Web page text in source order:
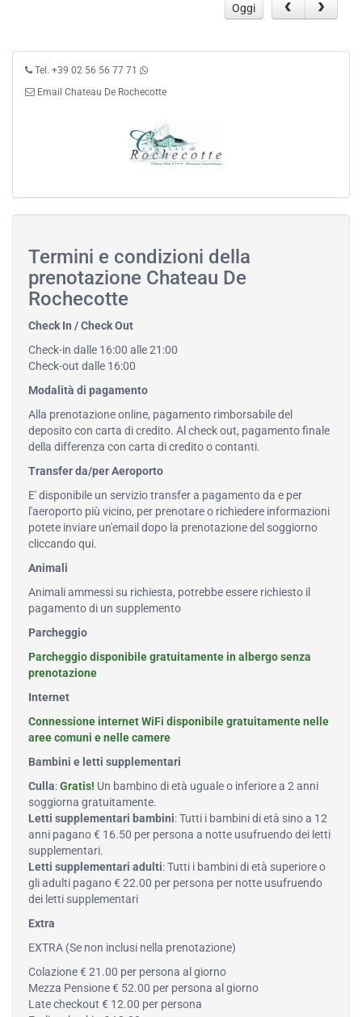
Oggi
Tel. +39 02 56 56 77 71
Email Chateau De Rochecotte
Termini e condizioni della
prenotazione Chateau De
Rochecotte
Check In / Check Out
Check-in dalle 16:00 alle 21:00
Check-out dalle 16:00
Modalità di pagamento
Alla prenotazione online, pagamento rimborsabile del
deposito con carta di credito. Al check out, pagamento finale
della differenza con carta di credito o contanti.
Transfer da/per Aeroporto
E' disponibile un servizio transfer a pagamento da e per
l'aeroporto più vicino, per prenotare o richiedere informazioni
potete inviare un'email dopo la prenotazione del soggiorno
cliccando qui.
Animali
Animali ammessi su richiesta, potrebbe essere richiesto il
pagamento di un supplemento
Parcheggio
Parcheggio disponibile gratuitamente in albergo senza
prenotazione
Internet
Connessione internet WiFi disponibile gratuitamente nelle
aree comuni e nelle camere
Bambini e letti supplementari
Culla:Gratis! Un bambino di età uguale o inferiore a 2 anni
soggiorna gratuitamente.
Letti supplementari bambini: Tutti i bambini di età sino a 12
anni pagano € 16.50 per persona a notte usufruendo dei letti
supplementari.
Letti supplementari adulti: Tutti i bambini di età superiore o
gli adulti pagano € 22.00 per persona per notte usufruendo
dei letti supplementari
Extra
EXTRA (Se non inclusi nella prenotazione)
Colazione € 21.00 per persona al giorno
Mezza Pensione € 52.00 per persona al giorno
Late checkout € 12.00 per persona